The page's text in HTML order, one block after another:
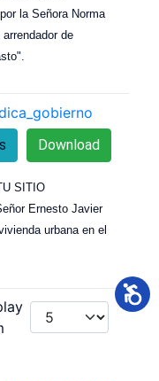
la Señora Norma
de
Download
SITIO
Ernesto Javier
urbana en el